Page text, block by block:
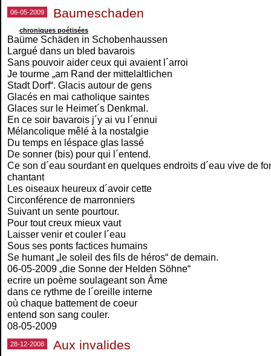
06-05-2009 Baumeschaden
chroniques poétisées
Baüme Schäden in Schobenhaussen
Largué dans un bled bavarois
Sans pouvoir aider ceux qui avaient l´arroi
Je tourme „am Rand der mittelaltlichen
Stadt Dorf“. Glacis autour de gens
Glacés en mai catholique saintes
Glaces sur le Heimet´s Denkmal.
En ce soir bavarois j´y ai vu l´ennui
Mélancolique mêlé à la nostalgie
Du temps en léspace glas lassé
De sonner (bis) pour qui l´entend.
Ce son d´eau sourdant en quelques endroits d´eau vive de
chantant
Les oiseaux heureux d´avoir cette
Circonférence de marronniers
Suivant un sente pourtour.
Pour tout creux mieux vaut
Laisser venir et couler l´eau
Sous ses ponts factices humains
Se humant „le soleil des fils de héros“ de demain.
06-05-2009 „die Sonne der Helden Söhne“
ecrire un poème soulageant son Âme
dans ce rythme de l´oreille interne
où chaque battement de coeur
entend son sang couler.
08-05-2009
28-12-2008 Aux invalides